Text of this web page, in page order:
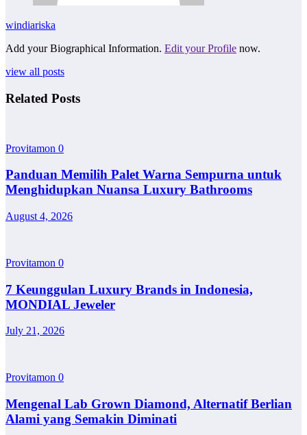
windiariska
Add your Biographical Information. Edit your Profile now.
view all posts
Related Posts
Provitamon 0
Panduan Memilih Palet Warna Sempurna untuk
Menghidupkan Nuansa Luxury Bathrooms
August 4, 2026
Provitamon 0
7 Keunggulan Luxury Brands in Indonesia,
MONDIAL Jeweler
July 21, 2026
Provitamon 0
Mengenal Lab Grown Diamond, Alternatif Berlian
Alami yang Semakin Diminati